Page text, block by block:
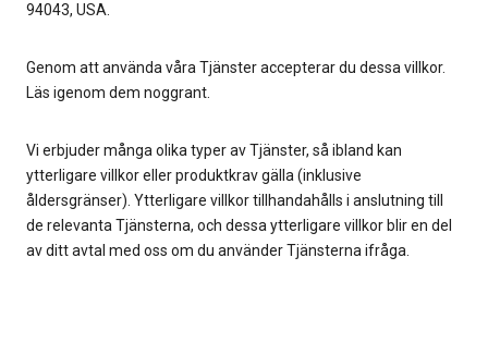
94043, USA.
Genom att använda våra Tjänster accepterar du dessa villkor.
Läs igenom dem noggrant.
Vi erbjuder många olika typer av Tjänster, så ibland kan
ytterligare villkor eller produktkrav gälla (inklusive
åldersgränser). Ytterligare villkor tillhandahålls i anslutning till
de relevanta Tjänsterna, och dessa ytterligare villkor blir en del
av ditt avtal med oss om du använder Tjänsterna ifråga.